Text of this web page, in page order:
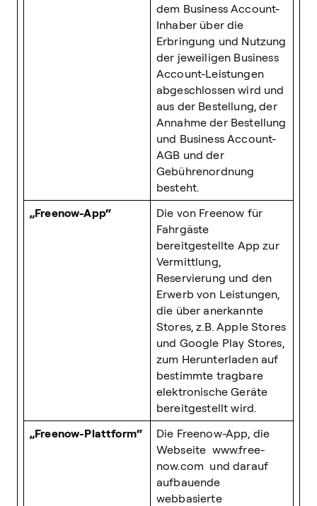
dem Business Account-
Inhaber über die
Erbringung und Nutzung
der jeweiligen Business
Account-Leistungen
abgeschlossen wird und
aus der Bestellung, der
Annahme der Bestellung
und Business Account-
AGB und der
Gebührenordnung
besteht.
„Freenow-App“
Die von Freenow für
Fahrgäste
bereitgestellte App zur
Vermittlung,
Reservierung und den
Erwerb von Leistungen,
die über anerkannte
Stores, z.B. Apple Stores
und Google Play Stores,
zum Herunterladen auf
bestimmte tragbare
elektronische Geräte
bereitgestellt wird.
„Freenow-Plattform“
Die Freenow-App, die
Webseite www.free-
now.com und darauf
aufbauende
webbasierte